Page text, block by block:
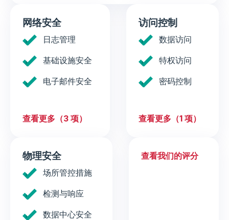
网络安全
日志管理
基础设施安全
电子邮件安全
查看更多（3 项）
访问控制
数据访问
特权访问
密码控制
查看更多（1 项）
物理安全
场所管控措施
检测与响应
数据中心安全
查看我们的评分